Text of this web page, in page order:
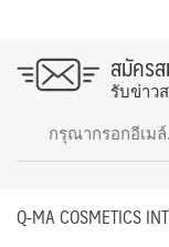
สมัคร
รับข่าว
Q-MA COSMETICS